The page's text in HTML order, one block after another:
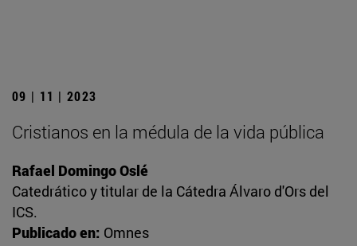
09 | 11 | 2023
Cristianos en la médula de la vida pública
Rafael Domingo Oslé
Catedrático y titular de la Cátedra Álvaro d'Ors del
ICS.
Publicado en: Omnes